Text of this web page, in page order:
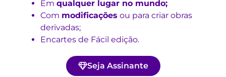
Em qualquer lugar no mundo;
Com modificações ou para criar obras
derivadas;
Encartes de Fácil edição.
Seja Assinante